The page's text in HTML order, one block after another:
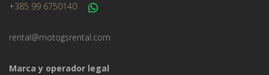
+385 99 6750140
rental@motogsrental.com
Marca y operador legal